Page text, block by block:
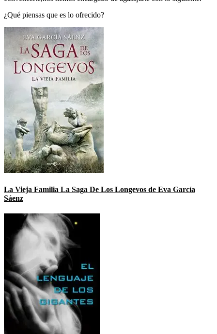
¿Qué piensas que es lo ofrecido?
La Vieja Familia La Saga De Los Longevos de Eva García
Sáenz